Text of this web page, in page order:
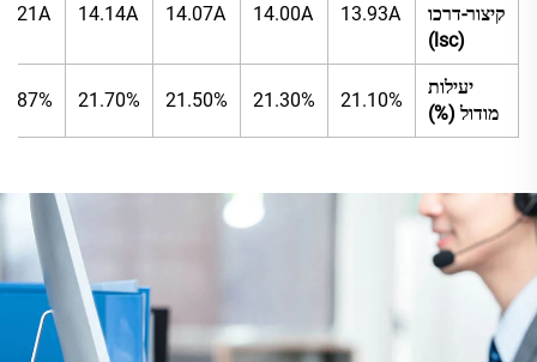
קיצור-דרכו
(lsc)
13.93A
14.00A
14.07A
14.14A
יעילות
מודול (%)
21.10%
21.30%
21.50%
21.70%